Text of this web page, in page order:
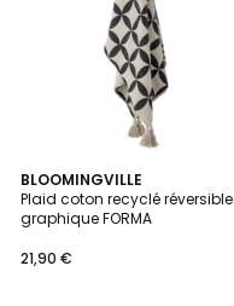
BLOOMINGVILLE
Plaid coton recyclé réversible
graphique FORMA
21,90 €